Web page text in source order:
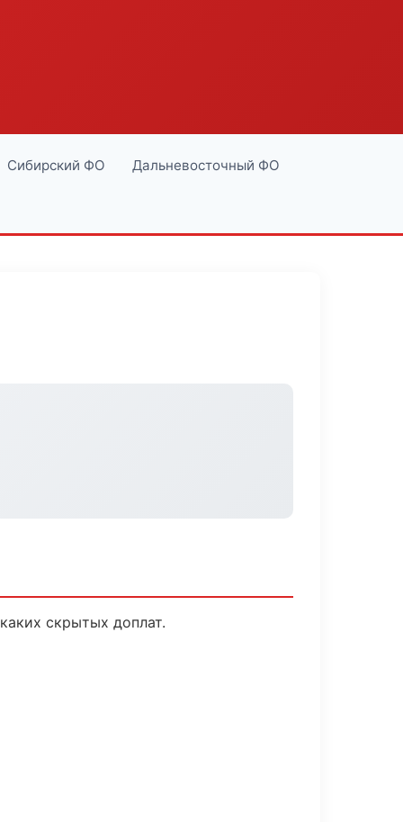
Сибирский ФО Дальневосточный ФО
скрытых доплат.